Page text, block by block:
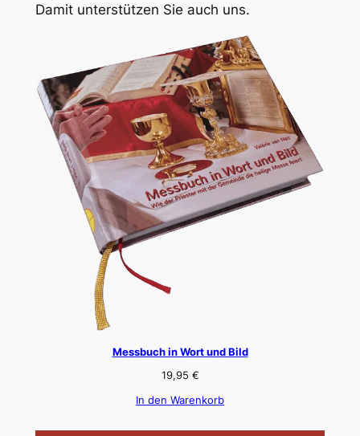
Damit unterstützen Sie auch uns.
Messbuch in Wort und Bild
19,95 €
In den Warenkorb